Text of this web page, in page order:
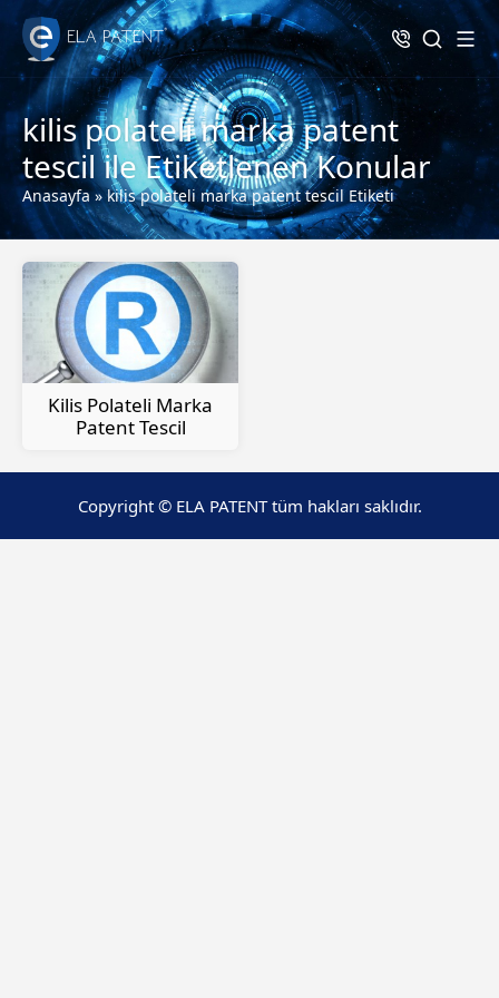
kilis polateli marka patent
tescil ile Etiketlenen Konular
Anasayfa»kilis polateli marka patent tescil Etiketi
Kilis Polateli Marka
Patent Tescil
Copyright © ELA PATENT tüm hakları saklıdır.